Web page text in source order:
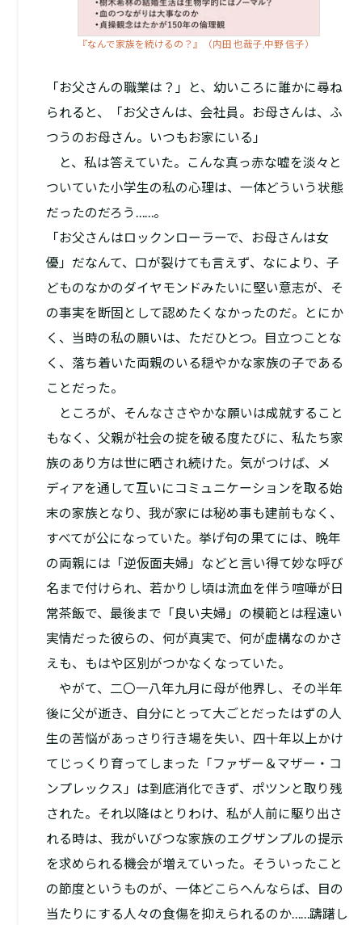
『なんで家族を続けるの？』（内田 也哉子,中野 信子）
「お父さんの職業は？」と、幼いころに誰かに尋ね
られると、「お父さんは、会社員。お母さんは、ふ
つうのお母さん。いつもお家にいる」
と、私は答えていた。こんな真っ赤な嘘を淡々と
ついていた小学生の私の心理は、一体どういう状態
だったのだろう……。
「お父さんはロックンローラーで、お母さんは女
優」だなんて、口が裂けても言えず、なにより、子
どものなかのダイヤモンドみたいに堅い意志が、そ
の事実を断固として認めたくなかったのだ。とにか
く、当時の私の願いは、ただひとつ。目立つことな
く、落ち着いた両親のいる穏やかな家族の子である
ことだった。
ところが、そんなささやかな願いは成就すること
もなく、父親が社会の掟を破る度たびに、私たち家
族のあり方は世に晒され続けた。気がつけば、メ
ディアを通して互いにコミュニケーションを取る始
末の家族となり、我が家には秘め事も建前もなく、
すべてが公になっていた。挙げ句の果てには、晩年
の両親には「逆仮面夫婦」などと言い得て妙な呼び
名まで付けられ、若かりし頃は流血を伴う喧嘩が日
常茶飯で、最後まで「良い夫婦」の模範とは程遠い
実情だった彼らの、何が真実で、何が虚構なのかさ
えも、もはや区別がつかなくなっていた。
やがて、二〇一八年九月に母が他界し、その半年
後に父が逝き、自分にとって大ごとだったはずの人
生の苦悩があっさり行き場を失い、四十年以上かけ
てじっくり育ってしまった「ファザー＆マザー・コ
ンプレックス」は到底消化できず、ポツンと取り残
された。それ以降はとりわけ、私が人前に駆り出さ
れる時は、我がいびつな家族のエグザンプルの提示
を求められる機会が増えていった。そういったこと
の節度というものが、一体どこらへんならば、目の
当たりにする人々の食傷を抑えられるのか……躊躇し